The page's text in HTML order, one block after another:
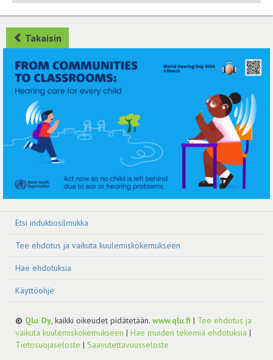
Takaisin
Etsi induktiosilmukka
Tee ehdotus ja vaikuta kuulemiskokemukseen
Hae ehdotuksia
Käyttöohje
© Qlu Oy, kaikki oikeudet pidätetään. www.qlu.fi | Tee ehdotus ja
vaikuta kuulemiskokemukseen | Hae muiden tekemiä ehdotuksia |
Tietosuojaseloste | Saavutettavuusseloste